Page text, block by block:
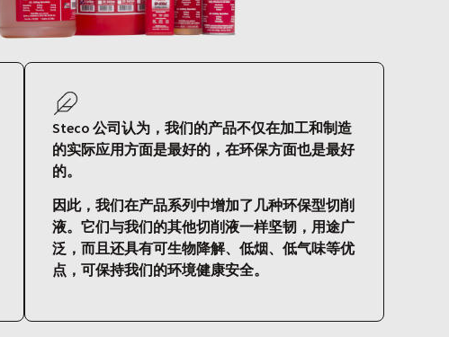
Steco 公司认为，我们的产品不仅在加工和制造
的实际应用方面是最好的，在环保方面也是最好
的。
因此，我们在产品系列中增加了几种环保型切削
液。它们与我们的其他切削液一样坚韧，用途广
泛，而且还具有可生物降解、低烟、低气味等优
点，可保持我们的环境健康安全。